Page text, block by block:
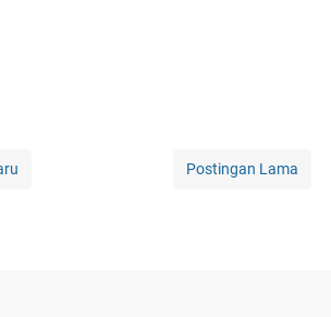
Postingan Lama